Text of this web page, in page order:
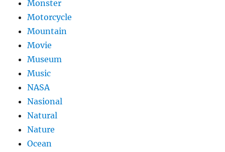
Monster
Motorcycle
Mountain
Movie
Museum
Music
NASA
Nasional
Natural
Nature
Ocean